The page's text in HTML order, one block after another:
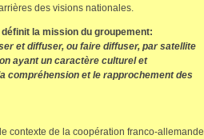
des visions nationales.
la mission du groupement:
et diffuser, ou faire diffuser, par satellite
ayant un caractère culturel et
compréhension et le rapprochement des
contexte de la coopération franco-allemande